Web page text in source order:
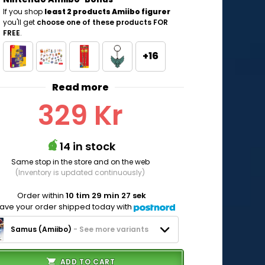
If you shop least 2 products Amiibo figurer
you'll get choose one of these products FOR
FREE.
+16
Read more
329 Kr
14 in stock
Same stop in the store and on the web
(Inventory is updated continuously)
Order within 10 tim 29 min 26 sek
your order shipped today with
Samus (Amiibo) - See more variants
ADD TO CART